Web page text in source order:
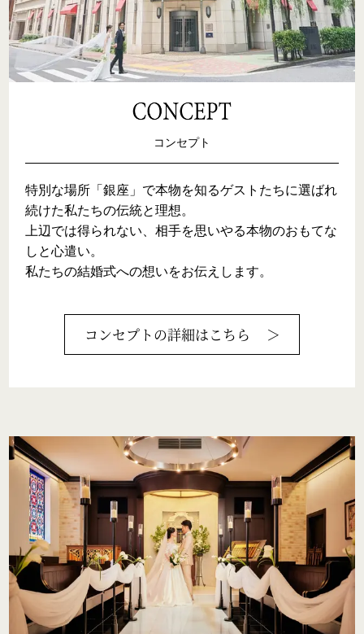
コンセプト
特別な場所「銀座」で本物を知るゲストたちに選ばれ
続けた私たちの伝統と理想。
上辺では得られない、相手を思いやる本物のおもてな
しと心遣い。
私たちの結婚式への想いをお伝えします。
コンセプト の詳細はこちら